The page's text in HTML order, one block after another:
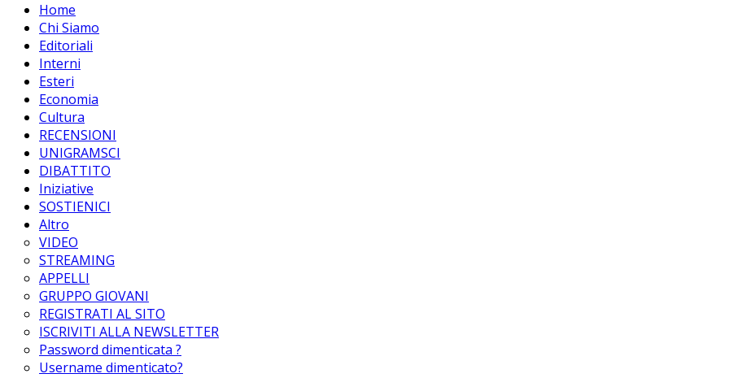
Home
Chi Siamo
Editoriali
Interni
Esteri
Economia
Cultura
RECENSIONI
UNIGRAMSCI
DIBATTITO
Iniziative
SOSTIENICI
Altro
VIDEO
STREAMING
APPELLI
GRUPPO GIOVANI
REGISTRATI AL SITO
ISCRIVITI ALLA NEWSLETTER
Password dimenticata ?
Username dimenticato?